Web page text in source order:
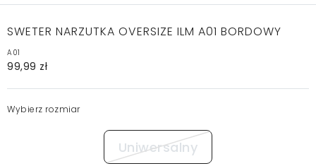
SWETER NARZUTKA OVERSIZE ILM A01 BORDOWY
A01
99,99 zł
Wybierz rozmiar
Uniwersalny